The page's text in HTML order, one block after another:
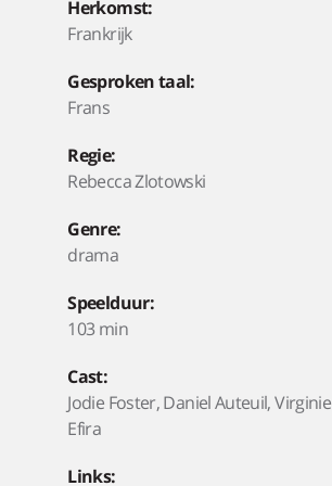
Herkomst:
Frankrijk
Gesproken taal:
Frans
Regie:
Rebecca Zlotowski
Genre:
drama
Speelduur:
103 min
Cast:
Jodie Foster, Daniel Auteuil, Virginie
Efira
Links: